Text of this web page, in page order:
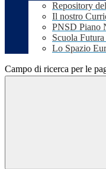
Repository
Il nostro
PNSD Piano
Scuola
Lo Spazio
Campo di ricerca per le